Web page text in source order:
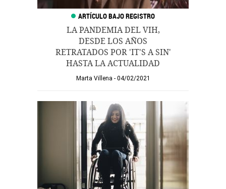
LA PANDEMIA DEL VIH,
DESDE LOS AÑOS
RETRATADOS POR 'IT'S A SIN'
HASTA LA ACTUALIDAD
Marta Villena 04/02/2021